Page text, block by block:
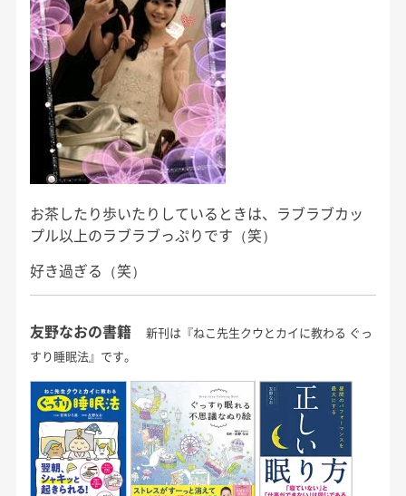
お茶したり歩いたりしているときは、ラブラブカッ
プル以上のラブラブっぷりです（笑）
好き過ぎる（笑）
友野なおの書籍
新刊は『ねこ先生クウとカイに教わる ぐっ
すり睡眠法』です。